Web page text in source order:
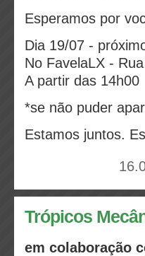
Esperamos por
Dia 19/07 -
No FavelaLX -
A partir das 14h00
*se não puder
Estamos juntos.
Trópicos
em colaboração